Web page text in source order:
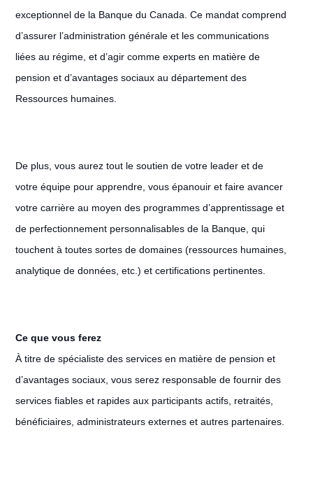
exceptionnel de la Banque du Canada. Ce mandat comprend
d’assurer l’administration générale et les communications
liées au régime, et d’agir comme experts en matière de
pension et d’avantages sociaux au département des
Ressources humaines.
De plus, vous aurez tout le soutien de votre leader et de
votre équipe pour apprendre, vous épanouir et faire avancer
votre carrière au moyen des programmes d’apprentissage et
de perfectionnement personnalisables de la Banque, qui
touchent à toutes sortes de domaines (ressources humaines,
analytique de données, etc.) et certifications pertinentes.
Ce que vous ferez
À titre de spécialiste des services en matière de pension et
d’avantages sociaux, vous serez responsable de fournir des
services fiables et rapides aux participants actifs, retraités,
bénéficiaires, administrateurs externes et autres partenaires.